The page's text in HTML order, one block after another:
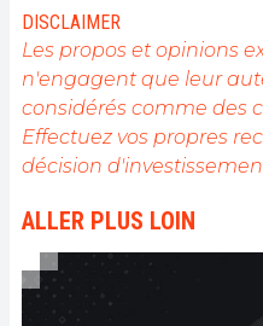
partager mon
domaine qui me
rédiger des articles
fois.
DISCLAIMER
Les propos et opinions
n'engagent que leur
considérés comme des
Effectuez vos propres
décision
ALLER PLUS LOIN